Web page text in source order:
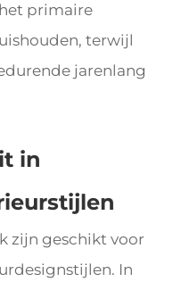
primaire
terwijl
jarenlang
in
zijn geschikt voor
In